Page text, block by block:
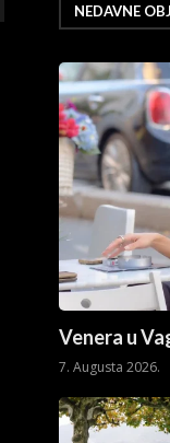
NEDAVNE
Venera u
7. Augusta 2026.